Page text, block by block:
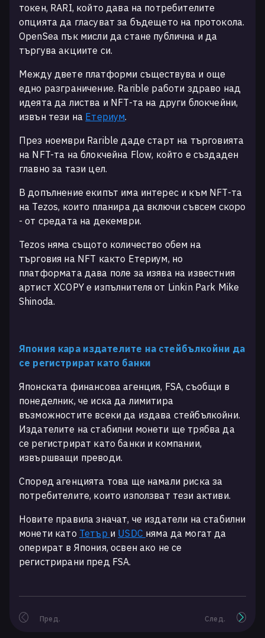
токен, RARI, който дава на потребителите
опцията да гласуват за бъдещето на протокола.
OpenSea пък мисли да стане публична и да
търгува акциите си.
Между двете платформи съществува и още
едно разграничение. Rarible работи здраво над
идеята да листва и NFT-та на други блокчейни,
извън тези на Етериум.
През ноември Rarible даде старт на търговията
на NFT-та на блокчейна Flow, който е създаден
главно за тази цел.
В допълнение екипът има интерес и към NFT-та
на Tezos, които планира да включи съвсем скоро
- от средата на декември.
Tezos няма същото количество обем на
търговия на NFT както Етериум, но
платформата дава поле за изява на известния
артист XCOPY е изпълнителя от Linkin Park Mike
Shinoda.
Япония кара издателите на стейбълкойни да
се регистрират като банки
Японската финансова агенция, FSA, съобщи в
понеделник, че иска да лимитира
възможностите всеки да издава стейбълкойни.
Издателите на стабилни монети ще трябва да
се регистрират като банки и компании,
извършващи преводи.
Според агенцията това ще намали риска за
потребителите, които използват тези активи.
Новите правила значат, че издатели на стабилни
монети като Тетър и USDC няма да могат да
оперират в Япония, освен ако не се
регистрирани пред FSA.
Пред. След.